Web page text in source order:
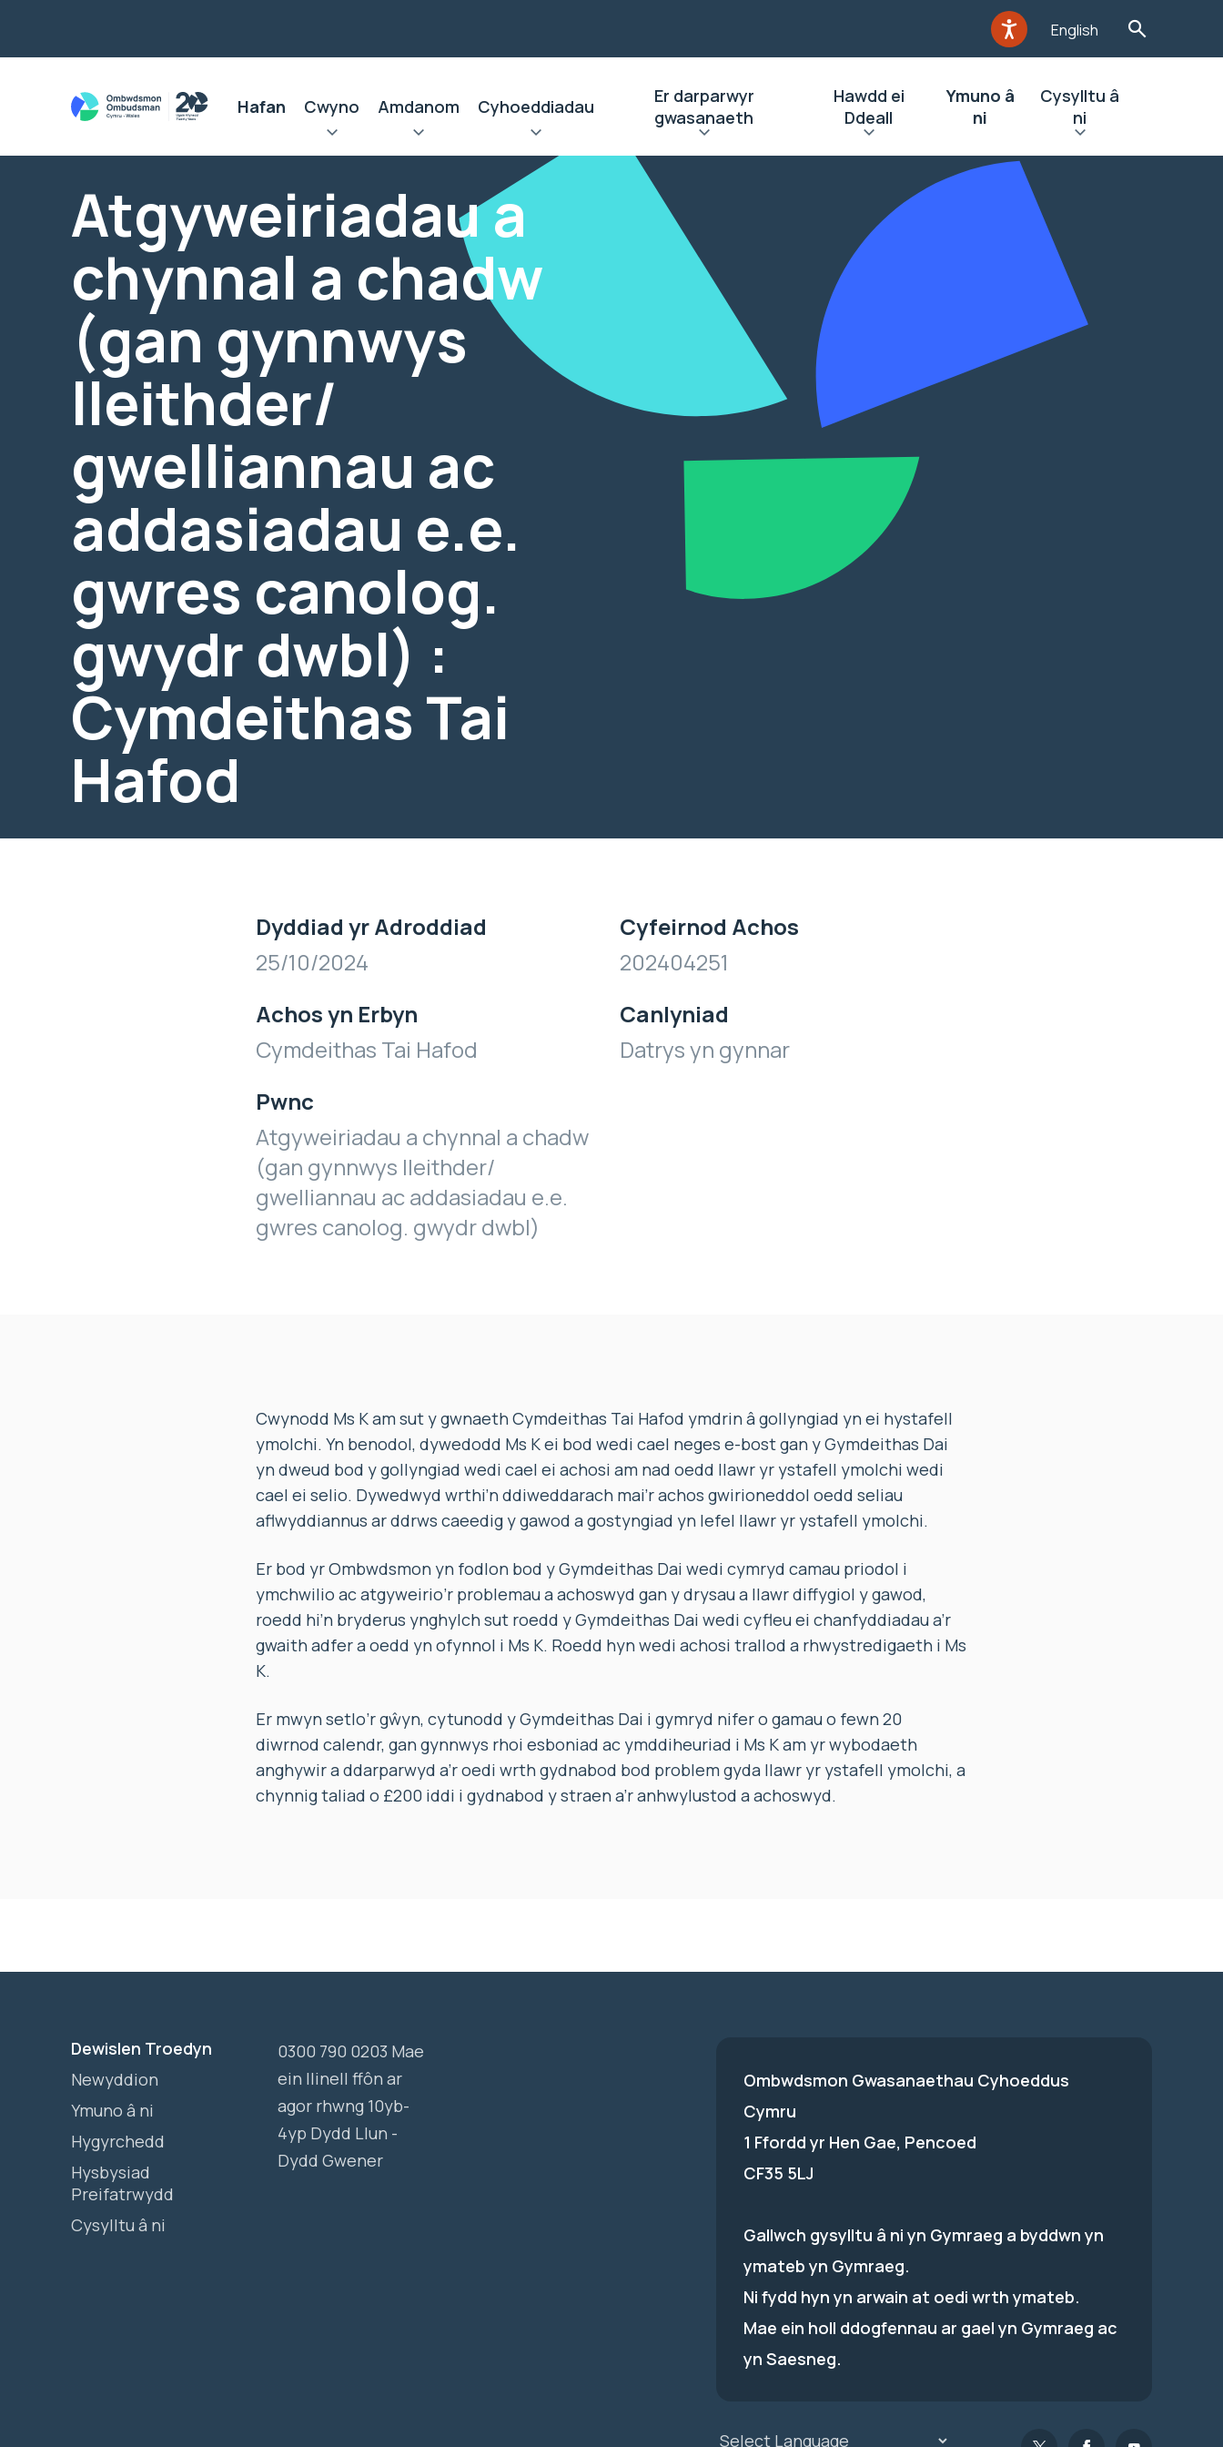
English
Hafan Cwyno Amdanom Cyhoeddiadau
Er darparwyr
gwasanaeth
Hawdd ei
Ddeall
Ymuno â
ni
Cysylltu â
ni
Atgyweiriadau a
chynnal a chadw
(gan gynnwys
lleithder/
gwelliannau ac
addasiadau e.e.
gwres canolog.
gwydr dwbl) :
Cymdeithas Tai
Hafod
Dyddiad yr Adroddiad
25/10/2024
Achos yn Erbyn
Cymdeithas Tai Hafod
Pwnc
Atgyweiriadau a chynnal a chadw
(gan gynnwys lleithder/
gwelliannau ac addasiadau e.e.
gwres canolog. gwydr dwbl)
Cyfeirnod Achos
202404251
Canlyniad
Datrys yn gynnar
Cwynodd Ms K am sut y gwnaeth Cymdeithas Tai Hafod ymdrin â gollyngiad yn ei hystafell
ymolchi. Yn benodol, dywedodd Ms K ei bod wedi cael neges e-bost gan y Gymdeithas Dai
yn dweud bod y gollyngiad wedi cael ei achosi am nad oedd llawr yr ystafell ymolchi wedi
cael ei selio. Dywedwyd wrthi’n ddiweddarach mai’r achos gwirioneddol oedd seliau
aflwyddiannus ar ddrws caeedig y gawod a gostyngiad yn lefel llawr yr ystafell ymolchi.
Er bod yr Ombwdsmon yn fodlon bod y Gymdeithas Dai wedi cymryd camau priodol i
ymchwilio ac atgyweirio’r problemau a achoswyd gan y drysau a llawr diffygiol y gawod,
roedd hi’n bryderus ynghylch sut roedd y Gymdeithas Dai wedi cyfleu ei chanfyddiadau a’r
gwaith adfer a oedd yn ofynnol i Ms K. Roedd hyn wedi achosi trallod a rhwystredigaeth i Ms
K.
Er mwyn setlo’r gŵyn, cytunodd y Gymdeithas Dai i gymryd nifer o gamau o fewn 20
diwrnod calendr, gan gynnwys rhoi esboniad ac ymddiheuriad i Ms K am yr wybodaeth
anghywir a ddarparwyd a’r oedi wrth gydnabod bod problem gyda llawr yr ystafell ymolchi, a
chynnig taliad o £200 iddi i gydnabod y straen a’r anhwylustod a achoswyd.
Dewislen Troedyn
Newyddion
Ymuno â ni
Hygyrchedd
Hysbysiad
Preifatrwydd
Cysylltu â ni
0300 790 0203 Mae
ein llinell ffôn ar
agor rhwng 10yb-
4yp Dydd Llun -
Dydd Gwener
Ombwdsmon Gwasanaethau Cyhoeddus
Cymru
1 Ffordd yr Hen Gae, Pencoed
CF35 5LJ
Gallwch gysylltu â ni yn Gymraeg a byddwn yn
ymateb yn Gymraeg.
Ni fydd hyn yn arwain at oedi wrth ymateb.
Mae ein holl ddogfennau ar gael yn Gymraeg ac
yn Saesneg.